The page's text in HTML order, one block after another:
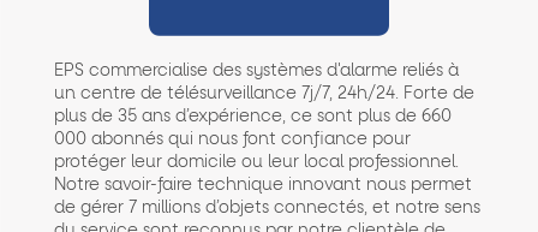
EPS commercialise des systèmes d'alarme reliés à
un centre de télésurveillance 7j/7, 24h/24. Forte de
plus de 35 ans d’expérience, ce sont plus de 660
000 abonnés qui nous font confiance pour
protéger leur domicile ou leur local professionnel.
Notre savoir-faire technique innovant nous permet
de gérer 7 millions d’objets connectés, et notre sens